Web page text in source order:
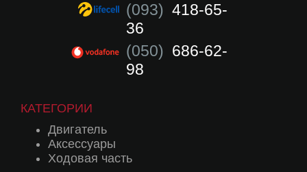
(093) 418-65-
36
(050) 686-62-
98
КАТЕГОРИИ
Двигатель
Аксессуары
Ходовая часть